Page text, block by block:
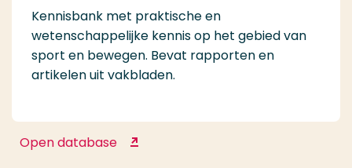
Kennisbank met praktische en
wetenschappelijke kennis op het gebied van
sport en bewegen. Bevat rapporten en
artikelen uit vakbladen.
Open database Kennisbank Sport & Bewegen